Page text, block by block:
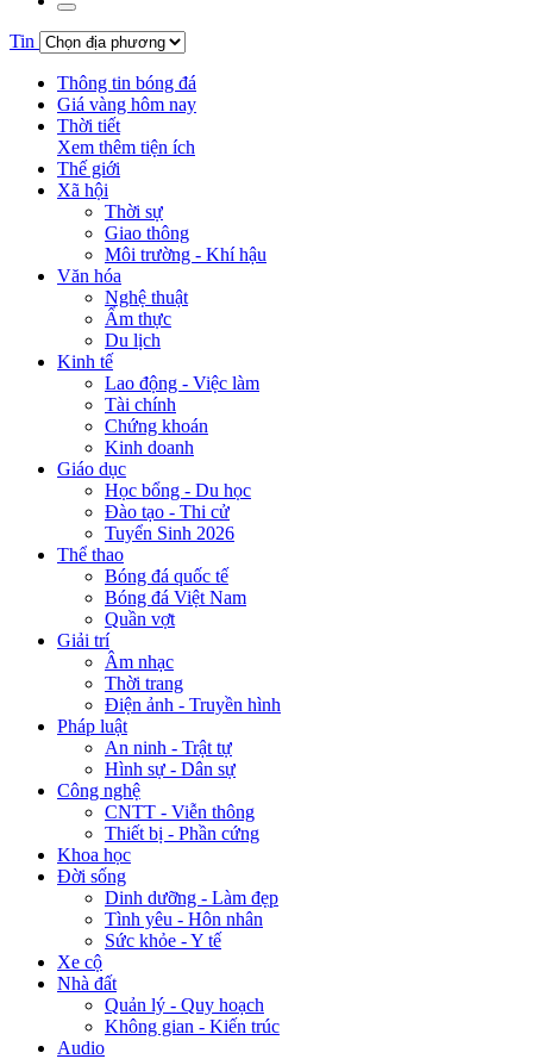
Tin
Thông tin bóng đá
Giá vàng hôm nay
Thời tiết
Xem thêm tiện ích
Thế giới
Xã hội
Thời sự
Giao thông
Môi trường - Khí hậu
Văn hóa
Nghệ thuật
Ẩm thực
Du lịch
Kinh tế
Lao động - Việc làm
Tài chính
Chứng khoán
Kinh doanh
Giáo dục
Học bổng - Du học
Đào tạo - Thi cử
Tuyển Sinh 2026
Thể thao
Bóng đá quốc tế
Bóng đá Việt Nam
Quần vợt
Giải trí
Âm nhạc
Thời trang
Điện ảnh - Truyền hình
Pháp luật
An ninh - Trật tự
Hình sự - Dân sự
Công nghệ
CNTT - Viễn thông
Thiết bị - Phần cứng
Khoa học
Đời sống
Dinh dưỡng - Làm đẹp
Tình yêu - Hôn nhân
Sức khỏe - Y tế
Xe cộ
Nhà đất
Quản lý - Quy hoạch
Không gian - Kiến trúc
Audio